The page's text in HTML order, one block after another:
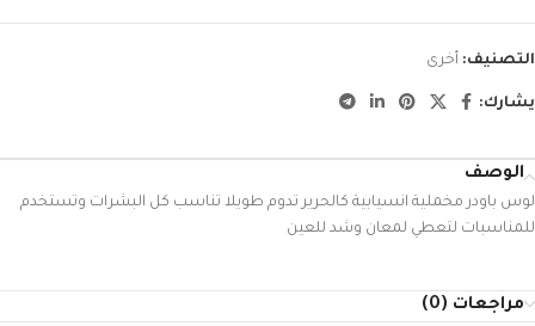
التصنيف: أخرى
يشارك:
الوصف
لوس باودر مخملية انسيابية كالحرير تدوم طويلا تناسب كل البشرات وتستخدم
للمناسبات لتعطي لمعان وشد للعين
مراجعات (0)